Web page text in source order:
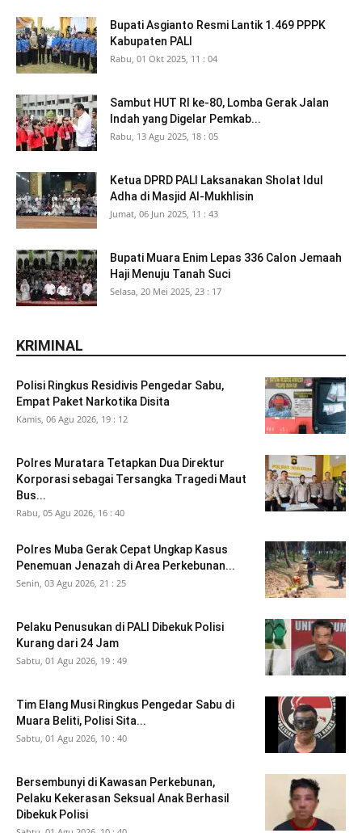
Bupati Asgianto Resmi Lantik 1.469 PPPK
Kabupaten PALI
Rabu, 01 Okt 2025, 11 : 04
Sambut HUT RI ke-80, Lomba Gerak Jalan
Indah yang Digelar Pemkab...
Rabu, 13 Agu 2025, 18 : 05
Ketua DPRD PALI Laksanakan Sholat Idul
Adha di Masjid Al-Mukhlisin
Jumat, 06 Jun 2025, 11 : 43
Bupati Muara Enim Lepas 336 Calon Jemaah
Haji Menuju Tanah Suci
Selasa, 20 Mei 2025, 23 : 17
KRIMINAL
Polisi Ringkus Residivis Pengedar Sabu,
Empat Paket Narkotika Disita
Kamis, 06 Agu 2026, 19 : 12
Polres Muratara Tetapkan Dua Direktur
Korporasi sebagai Tersangka Tragedi Maut
Bus...
Rabu, 05 Agu 2026, 16 : 40
Polres Muba Gerak Cepat Ungkap Kasus
Penemuan Jenazah di Area Perkebunan...
Senin, 03 Agu 2026, 21 : 25
Pelaku Penusukan di PALI Dibekuk Polisi
Kurang dari 24 Jam
Sabtu, 01 Agu 2026, 19 : 49
Tim Elang Musi Ringkus Pengedar Sabu di
Muara Beliti, Polisi Sita...
Sabtu, 01 Agu 2026, 10 : 40
Bersembunyi di Kawasan Perkebunan,
Pelaku Kekerasan Seksual Anak Berhasil
Dibekuk Polisi